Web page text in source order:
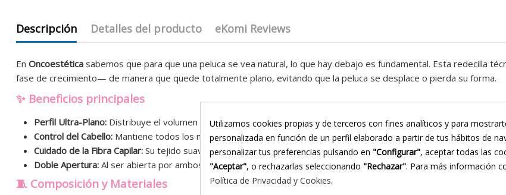
Descripción Detalles del producto eKomi Reviews
En Oncoestética sabemos que para que una peluca se vea natural, lo que hay debajo es fundamental. Esta redecilla
fase de crecimiento— de manera que quede totalmente plano, evitando que la peluca se desplace o pierda su forma.
✨ Beneficios principales
Perfil Ultra-Plano: Distribuye el volumen de tu cabello de forma homogénea para evitar irregularidades en la parte
Control del Cabello: Mantiene todos los mechones rebeldes bajo control, impidiendo que asomen por los bordes
Cuidado de la Fibra Capilar: Su tejido suave evita la rotura del cabello propio por fricción con el interior de la peluca.
Doble Apertura: Al ser abierta por ambos extremos, es mucho más fácil de colocar que las mallas cerradas,
🧵 Composición y Materiales
Utilizamos cookies propias y de terceros con fines analíticos y para
personalizada en función de un perfil elaborado a partir de tus hábitos de
personalizar tus preferencias pulsando en "Configurar", aceptar todas las
"Aceptar", o rechazarlas seleccionando "Rechazar". Para más información
Política de Privacidad y Cookies.